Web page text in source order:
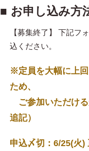
■ お申し込み方
【募集終了】 下記フ
込ください。
※定員を大幅に上
ため、
ご参加いただけ
追記）
申込〆切：6/25(火)